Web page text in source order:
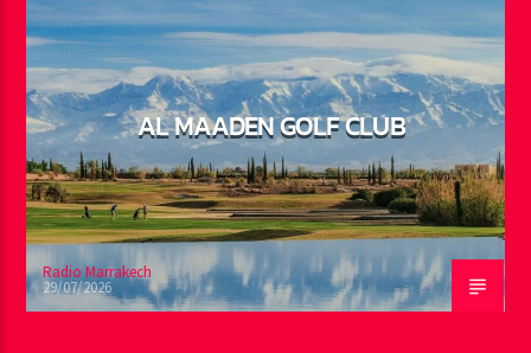
AL MAADEN GOLF CLUB
Radio Marrakech
29/07/2026